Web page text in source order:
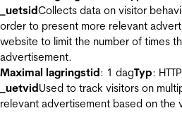
_uetsidCollects data on visitor
order to present more relevant
website to limit the number of times
advertisement.
Maximal lagringstid: 1 dagTyp:
_uetvidUsed to track visitors on
relevant advertisement based on the